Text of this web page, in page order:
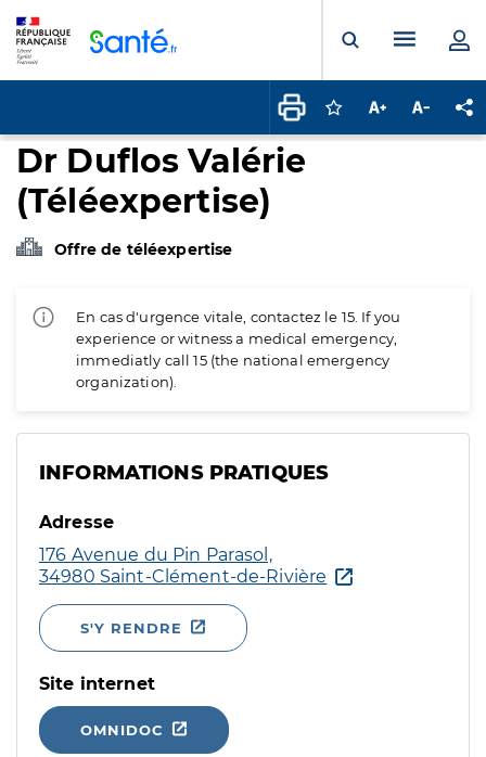
Ouvrir laMenu
Connectez-vous
Augmenter la
Dr Duflos Valérie
(Téléexpertise)
Offre de téléexpertise
En cas d'urgence vitale, contactez le 15. If you
experience or witness a medical emergency,
immediatly call 15 (the national emergency
organization).
INFORMATIONS PRATIQUES
Adresse
176 Avenue du Pin Parasol,
34980 Saint-Clément-de-Rivière
S'Y RENDRE
Site internet
OMNIDOC